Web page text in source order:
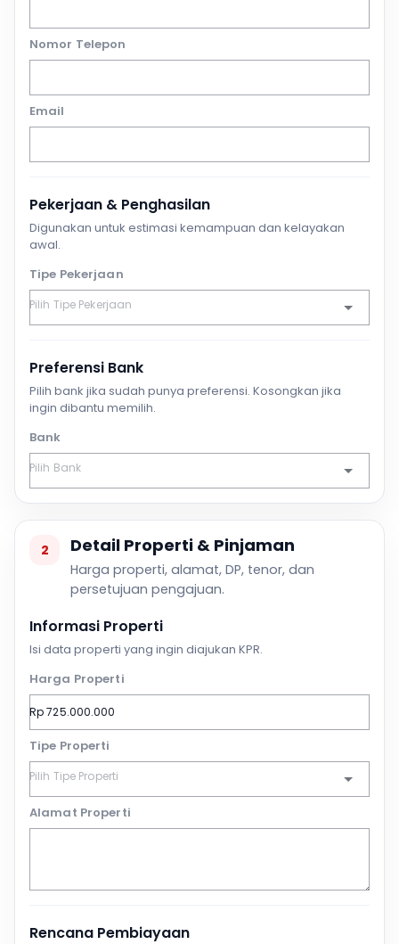
Nomor Telepon
Email
Pekerjaan & Penghasilan
Digunakan untuk estimasi kemampuan dan kelayakan
awal.
Tipe Pekerjaan
Preferensi Bank
Pilih bank jika sudah punya preferensi. Kosongkan jika
ingin dibantu memilih.
Bank
2 Detail Properti & Pinjaman
Harga properti, alamat, DP, tenor, dan
persetujuan pengajuan.
Informasi Properti
Isi data properti yang ingin diajukan KPR.
Harga Properti
Tipe Properti
Alamat Properti
Rencana Pembiayaan